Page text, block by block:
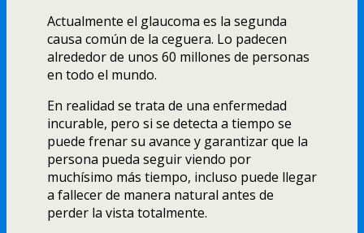
Actualmente el glaucoma es la segunda
causa común de la ceguera. Lo padecen
alrededor de unos 60 millones de personas
en todo el mundo.
En realidad se trata de una enfermedad
incurable, pero si se detecta a tiempo se
puede frenar su avance y garantizar que la
persona pueda seguir viendo por
muchísimo más tiempo, incluso puede llegar
a fallecer de manera natural antes de
perder la vista totalmente.